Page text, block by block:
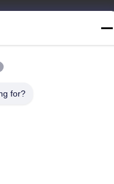
fermé Le fournisseur.
for?